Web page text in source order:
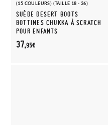
(15 COULEURS) (TAILLE 18 - 36)
SUÈDE DESERT BOOTS
BOTTINES CHUKKA À SCRATCH
POUR ENFANTS
37,95€